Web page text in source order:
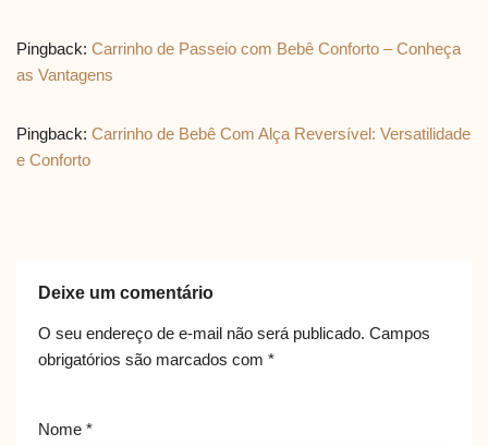
Pingback: Carrinho de Passeio com Bebê Conforto – Conheça
as Vantagens
Pingback: Carrinho de Bebê Com Alça Reversível: Versatilidade
e Conforto
Deixe um comentário
O seu endereço de e-mail não será publicado. Campos
obrigatórios são marcados com *
Nome *